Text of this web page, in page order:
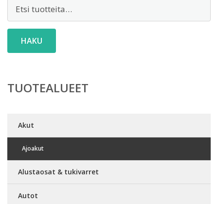
Etsi:
HAKU
TUOTEALUEET
Akut
Ajoakut
Alustaosat & tukivarret
Autot